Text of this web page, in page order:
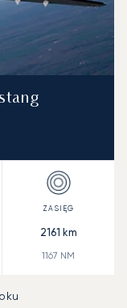
2161 km
1167 NM